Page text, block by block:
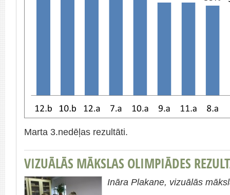
Marta 3.nedēļas rezultāti.
VIZUĀLĀS MĀKSLAS OLIMPIĀDES
Ināra Plakane, vizuālās